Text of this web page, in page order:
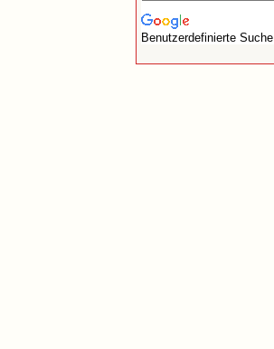
Benutzerdefinierte Suche